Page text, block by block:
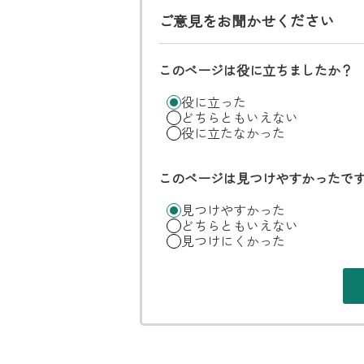
ご意見をお聞かせください
このページは役に立ちましたか？
役に立った
どちらともいえない
役に立たなかった
このページは見つけやすかったで
見つけやすかった
どちらともいえない
見つけにくかった